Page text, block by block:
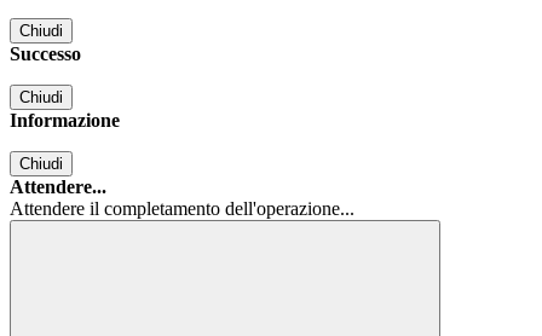
Chiudi
Successo
Chiudi
Informazione
Chiudi
Attendere...
Attendere il completamento dell'operazione...